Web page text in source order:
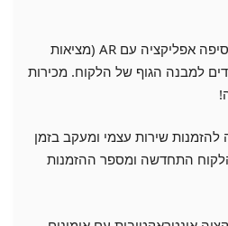
– חנות בגדים מקומית שהוסיפה אפליקציה עם AR (מציאות
למבנה הגוף של הלקוח. מכירות
שירות עצמי ומעקב בזמן
התחדשה ומספר ההזמנות